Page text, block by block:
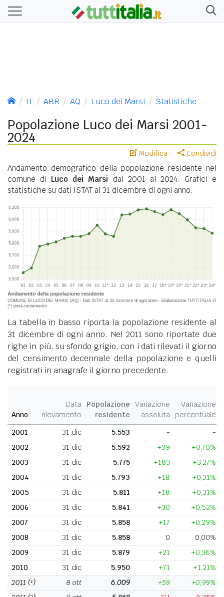
IT ABR AQ Luco dei Marsi Statistiche
Popolazione Luco dei Marsi 2001-
2024
Modifica Condividi
Andamento demografico della popolazione residente nel
comune di Luco dei Marsi dal 2001 al 2024. Grafici e
statistiche su dati ISTAT al 31 dicembre di ogni anno.
La tabella in basso riporta la popolazione residente al
31 dicembre di ogni anno. Nel 2011 sono riportate due
righe in più, su sfondo grigio, con i dati rilevati il giorno
del censimento decennale della popolazione e quelli
registrati in anagrafe il giorno precedente.
Anno
Data
rilevamento
Popolazione
residente
Variazione
assoluta
Variazione
percentuale
2001
31 dic 5.553 -
-
2002
31 dic 5.592 +39
+0,70%
2003
31 dic 5.775 +183
+3,27%
2004
31 dic 5.793 +18
+0,31%
2005
31 dic 5.811 +18
+0,31%
2006
31 dic 5.841 +30
+0,52%
2007
31 dic 5.858 +17
+0,29%
2008
31 dic 5.858 0
0,00%
2009
31 dic 5.879 +21
+0,36%
2010
31 dic 5.950 +71
+1,21%
2011 (¹) 8 ott 6.009 +59
+0,99%